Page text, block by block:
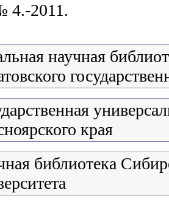
4.-2011.
научная
края
библиотека